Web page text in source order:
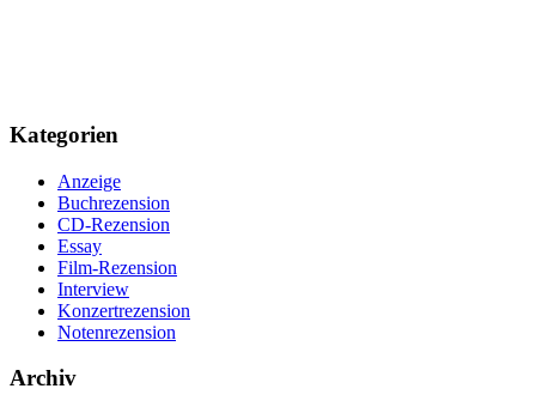
Kategorien
Anzeige
Buchrezension
CD-Rezension
Essay
Film-Rezension
Interview
Konzertrezension
Notenrezension
Archiv